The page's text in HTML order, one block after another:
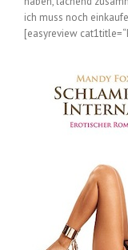
ich muss noch
[easyreview